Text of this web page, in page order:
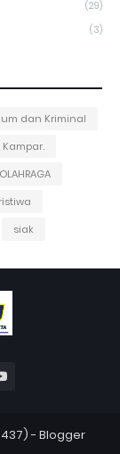
(29)
(3)
dan Kriminal
Kampar.
OLAHRAGA
siak
- Blogger